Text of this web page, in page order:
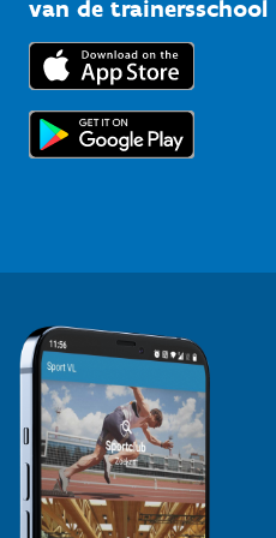
Trainers en begeleiders
Topsporters
Downloads
Voor de pers
van de trainersschool